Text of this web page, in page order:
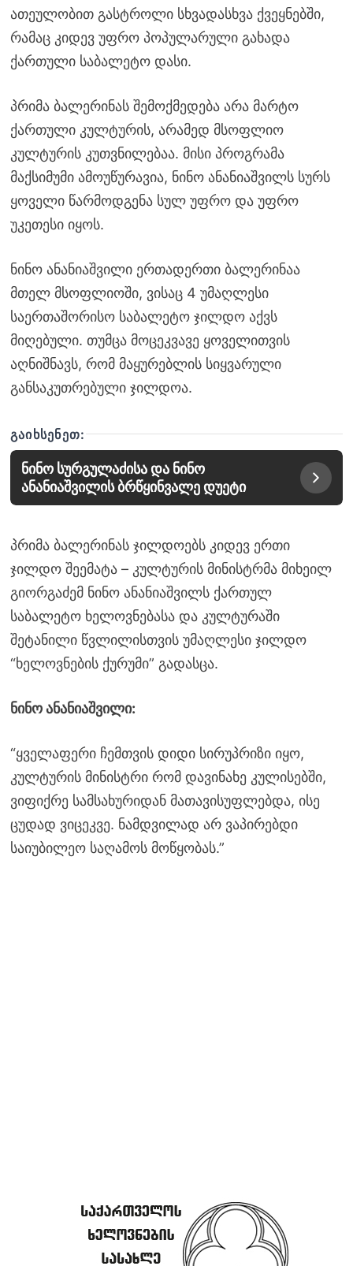
ათეულობით გასტროლი სხვადასხვა ქვეყნებში,
რამაც კიდევ უფრო პოპულარული გახადა
ქართული საბალეტო დასი.
პრიმა ბალერინას შემოქმედება არა მარტო
ქართული კულტურის, არამედ მსოფლიო
კულტურის კუთვნილებაა. მისი პროგრამა
მაქსიმუმი ამოუწურავია, ნინო ანანიაშვილს სურს
ყოველი წარმოდგენა სულ უფრო და უფრო
უკეთესი იყოს.
ნინო ანანიაშვილი ერთადერთი ბალერინაა
მთელ მსოფლიოში, ვისაც 4 უმაღლესი
საერთაშორისო საბალეტო ჯილდო აქვს
მიღებული. თუმცა მოცეკვავე ყოველითვის
აღნიშნავს, რომ მაყურებლის სიყვარული
განსაკუთრებული ჯილდოა.
ᲒᲐᲘᲮᲡᲔᲜᲔᲗ:
ნინო სურგულაძისა და ნინო
ანანიაშვილის ბრწყინვალე დუეტი
პრიმა ბალერინას ჯილდოებს კიდევ ერთი
ჯილდო შეემატა – კულტურის მინისტრმა მიხეილ
გიორგაძემ ნინო ანანიაშვილს ქართულ
საბალეტო ხელოვნებასა და კულტურაში
შეტანილი წვლილისთვის უმაღლესი ჯილდო
“ხელოვნების ქურუმი” გადასცა.
ნინო ანანიაშვილი:
“ყველაფერი ჩემთვის დიდი სირუპრიზი იყო,
კულტურის მინისტრი რომ დავინახე კულისებში,
ვიფიქრე სამსახურიდან მათავისუფლებდა, ისე
ცუდად ვიცეკვე. ნამდვილად არ ვაპირებდი
საიუბილეო საღამოს მოწყობას.”